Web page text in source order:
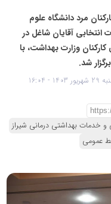
مرد دانشگاه علوم
انتخابی آقایان شاغل در
کارکنان وزارت بهداشت، با
شد.
- 16:04
و خدمات بهداشتی درمانی شیراز
عمومی